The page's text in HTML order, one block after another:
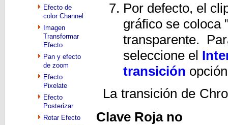
Efecto de
color Channel
Imagen
Transformar
Efecto
Pan y efecto
de zoom
Efecto
Pixelate
Efecto
Posterizar
Rotar Efecto
Por defecto, el
gráfico se coloca
transparente.
seleccione el
transición
La transición de
Clave Roja no